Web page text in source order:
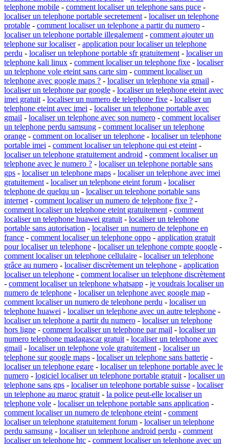
telephone mobile - comment localiser un telephone sans puce -
localiser un telephone portable secretement - localiser un telephone
protable - comment localiser un telephone a partir du numero -
localiser un telephone portable illegalement - comment ajouter un
telephone sur localiser- application pour localiser un telephone
perdu - localiser un telephone portable sfr gratuitement - localiser un
telephone kali linux - comment localiser un telephone fixe - localiser
un telephone vole eteint sans carte sim - comment localiser un
telephone avec google maps ? - localiser un telephone via gmail -
localiser un telephone par google - localiser un telephone eteint avec
imei gratuit - localiser un numero de telephone fixe - localiser un
telephone eteint avec imei - localiser un telephone portable avec
gmail - localiser un telephone avec son numero - comment localiser
un telephone perdu samsung - comment localiser un telephone
orange - comment on localiser un telephone - localiser un telephone
portable imei - comment localiser un telephone qui est eteint -
localiser un telephone gratuitement android - comment localiser un
telephone avec le numero ? - localiser un telephone portable sans
gps - localiser un telephone maps - localiser un telephone avec imei
gratuitement - localiser un telephone eteint forum - localiser
telephone de quelqu un - localiser un telephone portable sans
internet - comment localiser un numero de telephone fixe ? -
comment localiser un telephone eteint gratuitement - comment
localiser un telephone huawei gratuit - localiser un telephone
portable sans autorisation - localiser un numero de telephone en
france - comment localiser un telephone oppo - application gratuit
pour localiser un telephone - localiser un telephone compte google -
comment localiser un telephone cellulaire - localiser un telephone
grâce au numero - localiser discrètement un telephone - application
localiser un telephone - comment localiser un telephone discrètement
- comment localiser un telephone whatsapp - je voudrais localiser un
numero de telephone - localiser un telephone avec google map -
comment localiser un numero de telephone perdu - localiser un
telephone huawei - localiser un telephone avec un autre telephone -
localiser un telephone a partir du numero - localiser un telephone
hors ligne - comment localiser un telephone par mail - localiser un
numero telephone madagascar gratuit - localiser un telephone avec
gmail - localiser un telephone vole gratuitement - localiser un
telephone sur google maps - localiser un telephone sans batterie -
localiser un telephone egare - localiser un telephone portable avec le
numero - logiciel localiser un telephone portable gratuit - localiser un
telephone sans gps - localiser un telephone portable suisse - localiser
un telephone au maroc gratuit - la police peut-elle localiser un
telephone vole - localiser un telephone portable sans application -
comment localiser un numero de telephone eteint - comment
localiser un telephone gratuitement forum - localiser un telephone
perdu samsung - localiser un telephone android perdu - comment
localiser un telephone htc - comment localiser un telephone avec un